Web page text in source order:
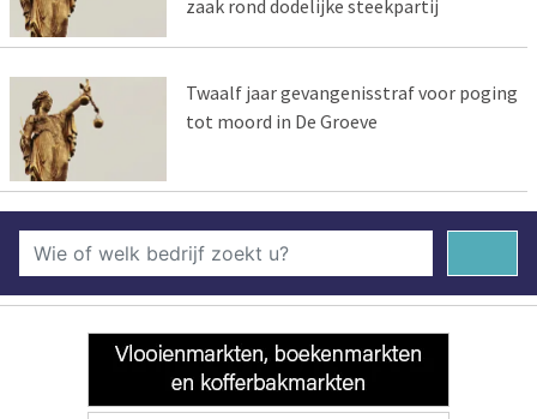
zaak rond dodelijke steekpartij
Twaalf jaar gevangenisstraf voor poging
tot moord in De Groeve